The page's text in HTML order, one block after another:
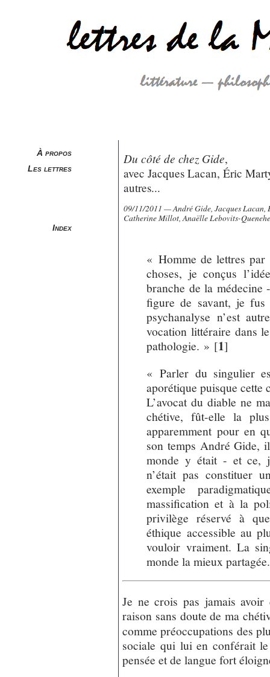
À propos
Les lettres
Index
Du côté de chez Gide,
avec Jacques Lacan, Éric
autres...
09/11/2011 — André Gide, Jacques
Catherine Millot, Anaëlle Lebovits-
« Homme de lettres
choses, je conçus
branche de la
figure de savant, je
psychanalyse n’est
vocation littéraire dans
pathologie. » [1]
« Parler du singulier
aporétique puisque
L’avocat du diable ne
chétive, fût-elle la
apparemment pour en
son temps André Gide,
monde y était - et ce,
n’était pas constituer
exemple
massification et à la
privilège réservé à
éthique accessible au
vouloir vraiment. La
monde la mieux
Je ne crois pas jamais avoir
raison sans doute de ma
comme préoccupations des
sociale qui lui en conférait
pensée et de langue fort